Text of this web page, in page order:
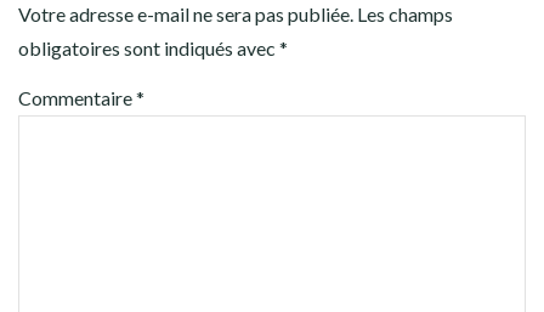
Votre adresse e-mail ne sera pas publiée. Les champs
obligatoires sont indiqués avec *
Commentaire*